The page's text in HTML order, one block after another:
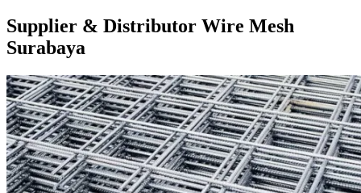
Supplier & Distributor Wire Mesh
Surabaya